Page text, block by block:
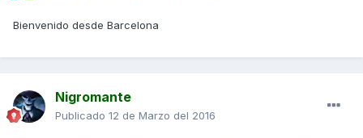
Bienvenido desde Barcelona
Nigromante
Publicado 12 de Marzo del 2016